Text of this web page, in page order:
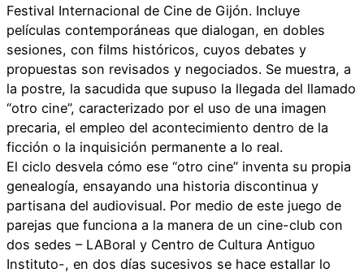
Festival Internacional de Cine de Gijón. Incluye
películas contemporáneas que dialogan, en dobles
sesiones, con films históricos, cuyos debates y
propuestas son revisados y negociados. Se muestra, a
la postre, la sacudida que supuso la llegada del llamado
“otro cine”, caracterizado por el uso de una imagen
precaria, el empleo del acontecimiento dentro de la
ficción o la inquisición permanente a lo real.
El ciclo desvela cómo ese “otro cine” inventa su propia
genealogía, ensayando una historia discontinua y
partisana del audiovisual. Por medio de este juego de
parejas que funciona a la manera de un cine-club con
dos sedes – LABoral y Centro de Cultura Antiguo
Instituto-, en dos días sucesivos se hace estallar lo